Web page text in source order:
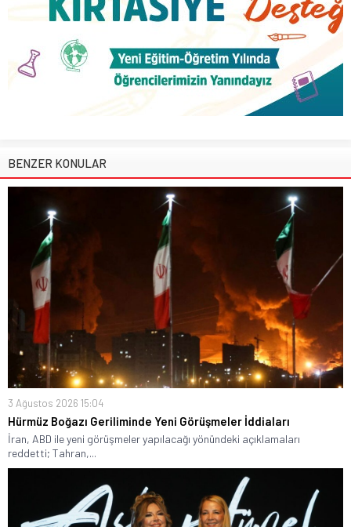
BENZER KONULAR
3 Ağustos 2026 15:04
Hürmüz Boğazı Geriliminde Yeni Görüşmeler İddiaları
İran, ABD ile yeni görüşmeler yapılacağı yönündeki açıklamaları
reddetti; Tahran,...